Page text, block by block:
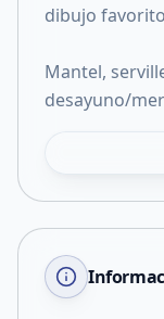
dibujo
Mantel,
desayuno/